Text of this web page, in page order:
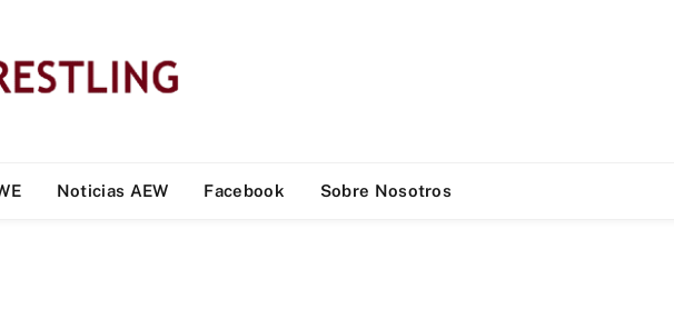
Noticias AEW Facebook Sobre Nosotros